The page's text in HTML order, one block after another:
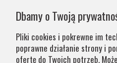
chęci zapewnienia jak
na zamówienie jest
nasze lampy warto czasem
Dbamy o Twoją
Pliki cookies i pokrewne im
poprawne działanie strony i
ofertę do Twoich potrzeb.